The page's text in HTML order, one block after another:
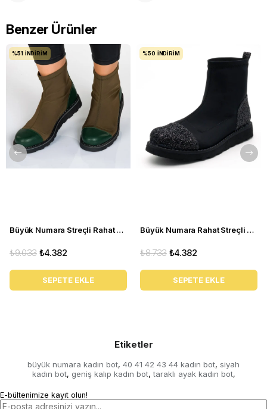
Benzer Ürünler
Büyük Numara Streçli Rahat Kadın BOT 19273 haki
₺4.382
₺9.033
SEPETE EKLE
%51 İNDIRIM
Büyük Numara Rahat Streçli Kadın BOT 19273 siyah
₺4.382
₺8.733
SEPETE EKLE
%50 İNDIRIM
Etiketler
büyük numara kadın bot, 40 41 42 43 44 kadın bot, siyah
kadın bot, geniş kalıp kadın bot, taraklı ayak kadın bot,
E-bültenimize kayıt olun!